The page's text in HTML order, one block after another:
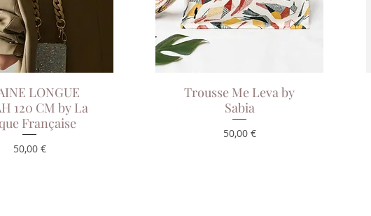
Aperçu rapide
LONGUE
120 CM by La
Française
Prix
50,00 €
Aperçu rapide
Trousse Me Leva by
Sabia
Prix
50,00 €